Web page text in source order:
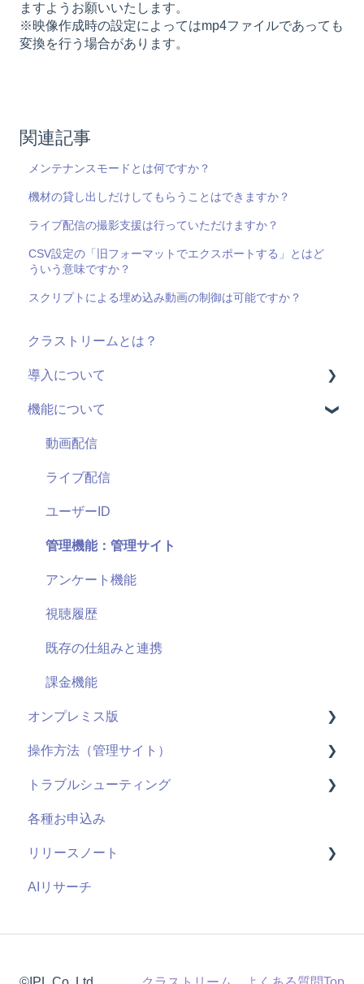
ますようお願いいたします。
※映像作成時の設定によってはmp4ファイルであっても
変換を行う場合があります。
関連記事
メンテナンスモードとは何ですか？
機材の貸し出しだけしてもらうことはできますか？
ライブ配信の撮影支援は行っていただけますか？
CSV設定の「旧フォーマットでエクスポートする」とはど
ういう意味ですか？
スクリプトによる埋め込み動画の制御は可能ですか？
クラストリームとは？
導入について
料金・プラン
機能(導入前)
サービス
導入に向けて
サポート
セキュリティ
機能について
動画配信
ライブ配信
ユーザーID
管理機能：管理サイト
アンケート機能
視聴履歴
既存の仕組みと連携
課金機能
オンプレミス版
全般
用語
システム仕様
お申し込み・導入
操作方法（管理サイト）
はじめに
ライブ配信
ユーザー管理機能
コンテンツ管理機能
トラブルシューティング
視聴ページ
管理サイト
各種お申込み
リリースノート
2026年度
AIリサーチ